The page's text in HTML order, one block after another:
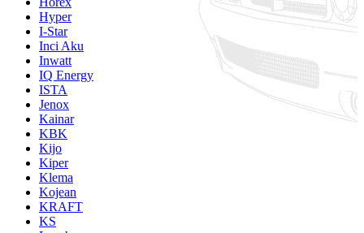
Hyper
I-Star
Inci Aku
Inwatt
IQ Energy
ISTA
Jenox
Kainar
KBK
Kijo
Kiper
Klema
Kojean
KRAFT
KS